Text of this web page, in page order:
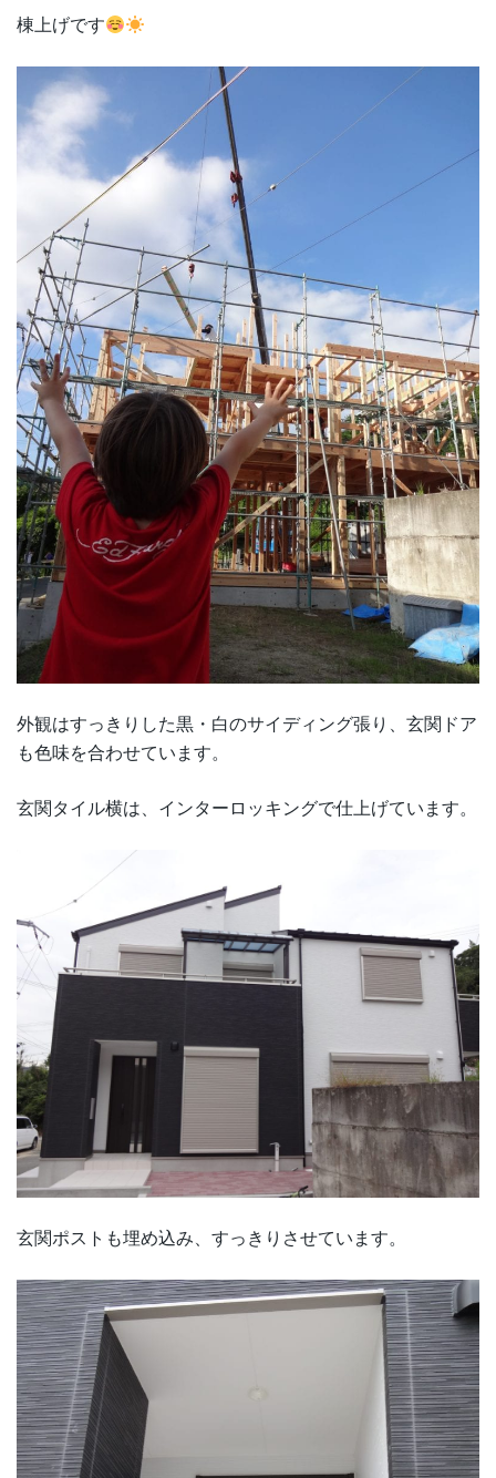
棟上げです
外観はすっきりした黒・白のサイディング張り、玄関ドア
も色味を合わせています。
玄関タイル横は、インターロッキングで仕上げています。
玄関ポストも埋め込み、すっきりさせています。